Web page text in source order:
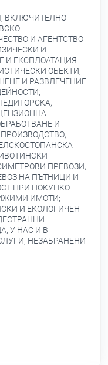
ВКЛЮЧИТЕЛНО
И АГЕНТСТВО
И
И ЕКСПЛОАТАЦИЯ
ОБЕКТИ,
И РАЗВЛЕЧЕНИЕ
И
ПРЕВОЗИ,
НА ПЪТНИЦИ И
ПРИ ПОКУПКО-
ИМОТИ;
И ЕКОЛОГИЧЕН
У НАС И В
НЕЗАБРАНЕНИ